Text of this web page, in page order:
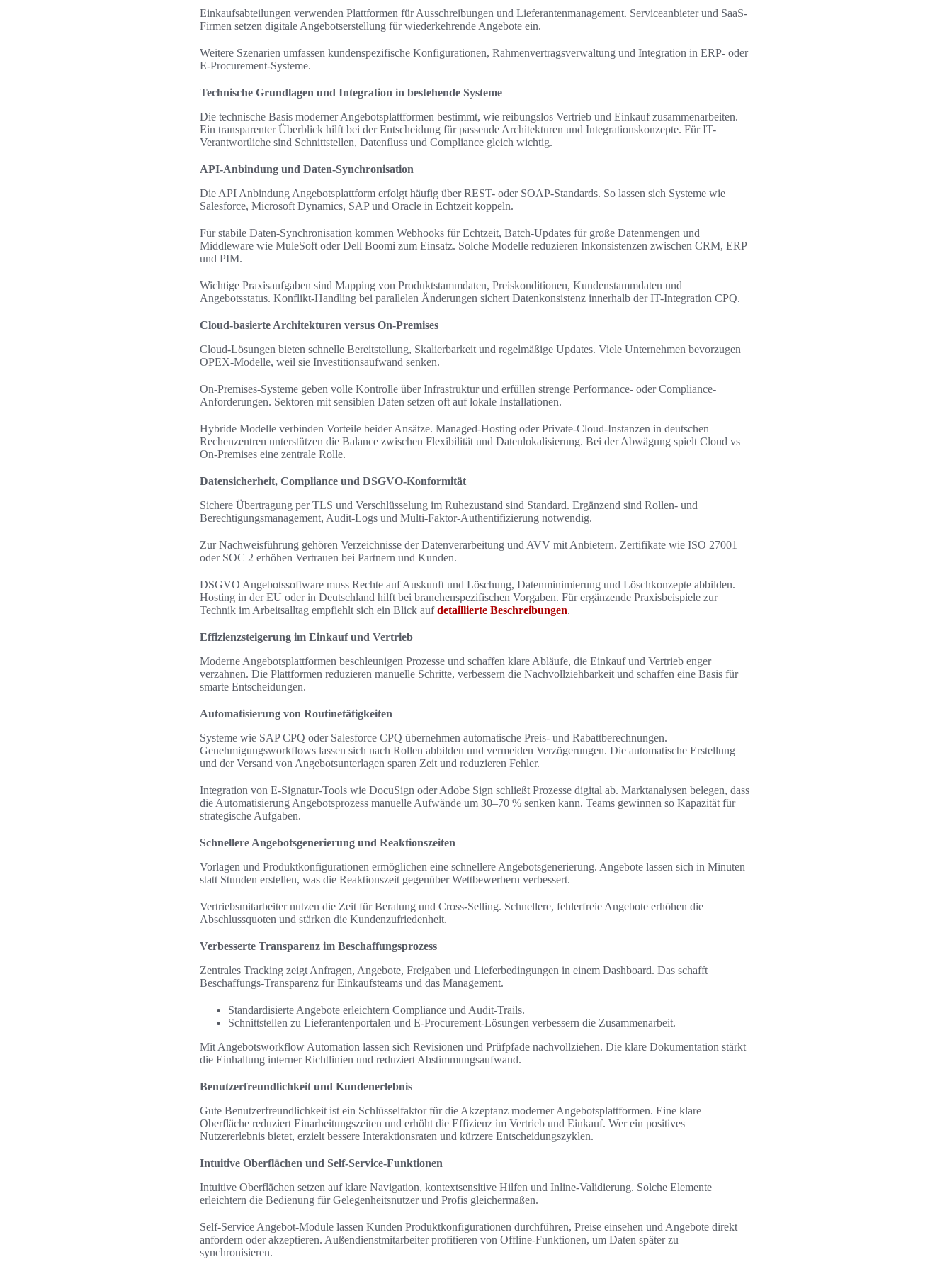
Einkaufsabteilungen verwenden Plattformen für Ausschreibungen und Lieferantenmanagement. Serviceanbieter und SaaS-
Firmen setzen digitale Angebotserstellung für wiederkehrende Angebote ein.
Weitere Szenarien umfassen kundenspezifische Konfigurationen, Rahmenvertragsverwaltung und Integration in ERP- oder
E-Procurement-Systeme.
Technische Grundlagen und Integration in bestehende Systeme
Die technische Basis moderner Angebotsplattformen bestimmt, wie reibungslos Vertrieb und Einkauf zusammenarbeiten.
Ein transparenter Überblick hilft bei der Entscheidung für passende Architekturen und Integrationskonzepte. Für IT-
Verantwortliche sind Schnittstellen, Datenfluss und Compliance gleich wichtig.
API-Anbindung und Daten-Synchronisation
Die API Anbindung Angebotsplattform erfolgt häufig über REST- oder SOAP-Standards. So lassen sich Systeme wie
Salesforce, Microsoft Dynamics, SAP und Oracle in Echtzeit koppeln.
Für stabile Daten-Synchronisation kommen Webhooks für Echtzeit, Batch-Updates für große Datenmengen und
Middleware wie MuleSoft oder Dell Boomi zum Einsatz. Solche Modelle reduzieren Inkonsistenzen zwischen CRM, ERP
und PIM.
Wichtige Praxisaufgaben sind Mapping von Produktstammdaten, Preiskonditionen, Kundenstammdaten und
Angebotsstatus. Konflikt-Handling bei parallelen Änderungen sichert Datenkonsistenz innerhalb der IT-Integration CPQ.
Cloud-basierte Architekturen versus On-Premises
Cloud-Lösungen bieten schnelle Bereitstellung, Skalierbarkeit und regelmäßige Updates. Viele Unternehmen bevorzugen
OPEX-Modelle, weil sie Investitionsaufwand senken.
On-Premises-Systeme geben volle Kontrolle über Infrastruktur und erfüllen strenge Performance- oder Compliance-
Anforderungen. Sektoren mit sensiblen Daten setzen oft auf lokale Installationen.
Hybride Modelle verbinden Vorteile beider Ansätze. Managed-Hosting oder Private-Cloud-Instanzen in deutschen
Rechenzentren unterstützen die Balance zwischen Flexibilität und Datenlokalisierung. Bei der Abwägung spielt Cloud vs
On-Premises eine zentrale Rolle.
Datensicherheit, Compliance und DSGVO-Konformität
Sichere Übertragung per TLS und Verschlüsselung im Ruhezustand sind Standard. Ergänzend sind Rollen- und
Berechtigungsmanagement, Audit-Logs und Multi-Faktor-Authentifizierung notwendig.
Zur Nachweisführung gehören Verzeichnisse der Datenverarbeitung und AVV mit Anbietern. Zertifikate wie ISO 27001
oder SOC 2 erhöhen Vertrauen bei Partnern und Kunden.
DSGVO Angebotssoftware muss Rechte auf Auskunft und Löschung, Datenminimierung und Löschkonzepte abbilden.
Hosting in der EU oder in Deutschland hilft bei branchenspezifischen Vorgaben. Für ergänzende Praxisbeispiele zur
Technik im Arbeitsalltag empfiehlt sich ein Blick aufdetaillierte Beschreibungen.
Effizienzsteigerung im Einkauf und Vertrieb
Moderne Angebotsplattformen beschleunigen Prozesse und schaffen klare Abläufe, die Einkauf und Vertrieb enger
verzahnen. Die Plattformen reduzieren manuelle Schritte, verbessern die Nachvollziehbarkeit und schaffen eine Basis für
smarte Entscheidungen.
Automatisierung von Routinetätigkeiten
Systeme wie SAP CPQ oder Salesforce CPQ übernehmen automatische Preis- und Rabattberechnungen.
Genehmigungsworkflows lassen sich nach Rollen abbilden und vermeiden Verzögerungen. Die automatische Erstellung
und der Versand von Angebotsunterlagen sparen Zeit und reduzieren Fehler.
Integration von E-Signatur-Tools wie DocuSign oder Adobe Sign schließt Prozesse digital ab. Marktanalysen belegen, dass
die Automatisierung Angebotsprozess manuelle Aufwände um 30–70 % senken kann. Teams gewinnen so Kapazität für
strategische Aufgaben.
Schnellere Angebotsgenerierung und Reaktionszeiten
Vorlagen und Produktkonfigurationen ermöglichen eine schnellere Angebotsgenerierung. Angebote lassen sich in Minuten
statt Stunden erstellen, was die Reaktionszeit gegenüber Wettbewerbern verbessert.
Vertriebsmitarbeiter nutzen die Zeit für Beratung und Cross-Selling. Schnellere, fehlerfreie Angebote erhöhen die
Abschlussquoten und stärken die Kundenzufriedenheit.
Verbesserte Transparenz im Beschaffungsprozess
Zentrales Tracking zeigt Anfragen, Angebote, Freigaben und Lieferbedingungen in einem Dashboard. Das schafft
Beschaffungs-Transparenz für Einkaufsteams und das Management.
Standardisierte Angebote erleichtern Compliance und Audit-Trails.
Schnittstellen zu Lieferantenportalen und E-Procurement-Lösungen verbessern die Zusammenarbeit.
Mit Angebotsworkflow Automation lassen sich Revisionen und Prüfpfade nachvollziehen. Die klare Dokumentation stärkt
die Einhaltung interner Richtlinien und reduziert Abstimmungsaufwand.
Benutzerfreundlichkeit und Kundenerlebnis
Gute Benutzerfreundlichkeit ist ein Schlüsselfaktor für die Akzeptanz moderner Angebotsplattformen. Eine klare
Oberfläche reduziert Einarbeitungszeiten und erhöht die Effizienz im Vertrieb und Einkauf. Wer ein positives
Nutzererlebnis bietet, erzielt bessere Interaktionsraten und kürzere Entscheidungszyklen.
Intuitive Oberflächen und Self-Service-Funktionen
Intuitive Oberflächen setzen auf klare Navigation, kontextsensitive Hilfen und Inline-Validierung. Solche Elemente
erleichtern die Bedienung für Gelegenheitsnutzer und Profis gleichermaßen.
Self-Service Angebot-Module lassen Kunden Produktkonfigurationen durchführen, Preise einsehen und Angebote direkt
anfordern oder akzeptieren. Außendienstmitarbeiter profitieren von Offline-Funktionen, um Daten später zu
synchronisieren.